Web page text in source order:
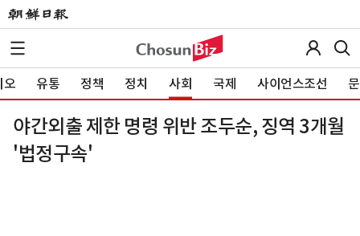
오 유통 정책 정치 사회 국제 사이언스조선
야간외출 제한 명령 위반 조두순, 징역 3개월
'법정구속'